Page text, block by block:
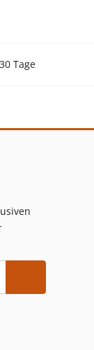
Tage